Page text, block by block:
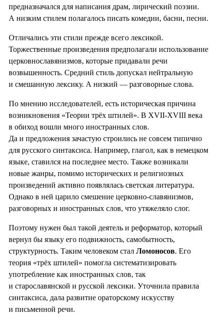
предназначался для написания драм, лирический поэзии.
А низким стилем полагалось писать комедии, басни, песни.
Отличались эти стили прежде всего лексикой.
Торжественные произведения предполагали использование
церковнославянизмов, которые придавали речи
возвышенность. Средний стиль допускал нейтральную
и смешанную лексику. А низкий — разговорные слова.
По мнению исследователей, есть историческая причина
возникновения «Теории трёх штилей». В XVII-XVIII века
в обиход вошли много иностранных слов.
Да и предложения зачастую строились не совсем типично
для русского синтаксиса. Например, глагол, как в немецком
языке, ставился на последнее место. Также возникали
новые жанры, помимо исторических и религиозных
произведений активно появлялась светская литература.
Однако в ней царило смешение церковно-славянизмов,
разговорных и иностранных слов, что утяжеляло слог.
Поэтому нужен был такой деятель и реформатор, который
вернул бы языку его подвижность, самобытность,
структурность. Таким человеком стал Ломоносов. Его
теория «трёх штилей» помогла систематизировать
употребление как иностранных слов, так
и старославянской и русской лексики. Уточнила правила
синтаксиса, дала развитие ораторскому искусству
и письменной речи.